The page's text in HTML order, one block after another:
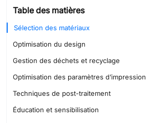
Table des matières
Sélection des matériaux
Optimisation du design
Gestion des déchets et recyclage
Optimisation des paramètres d’impression
Techniques de post-traitement
Éducation et sensibilisation